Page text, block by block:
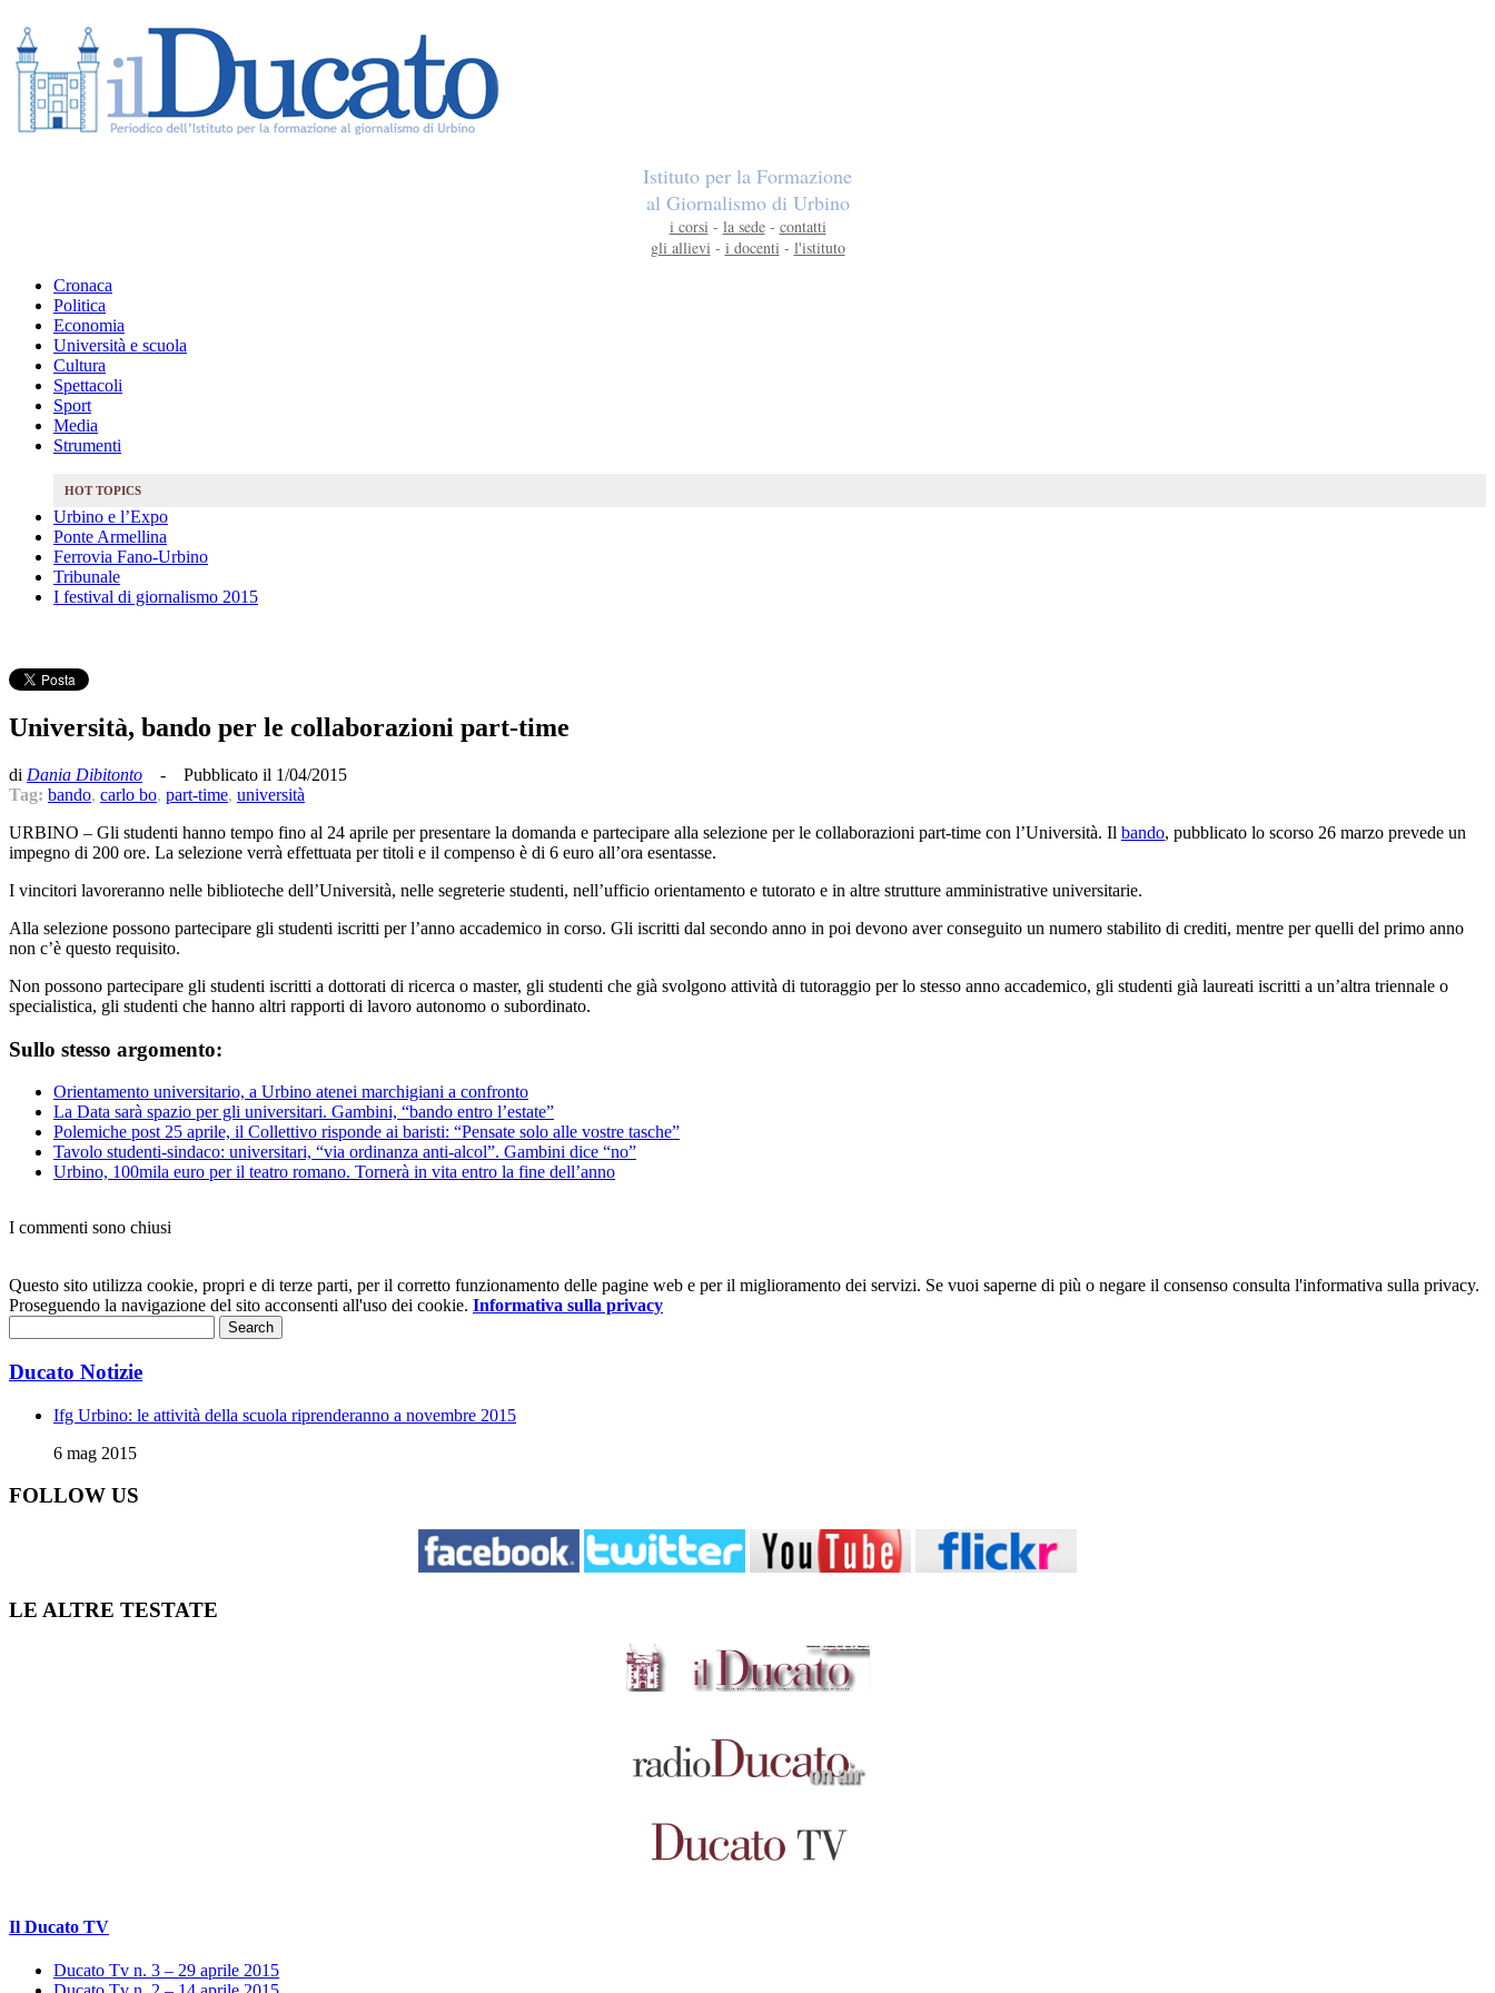
Istituto per la Formazione
al Giornalismo di Urbino
i corsi - la sede- contatti
gli allievi - i docenti - l'istituto
Cronaca
Politica
Economia
Università e scuola
Cultura
Spettacoli
Sport
Media
Strumenti
HOT TOPICS
Urbino e l’Expo
Ponte Armellina
Ferrovia Fano-Urbino
Tribunale
I festival di giornalismo 2015
Università, bando per le collaborazioni part-time
di Dania Dibitonto - Pubblicato il 1/04/2015
Tag: bando, carlo bo, part-time, università
URBINO – Gli studenti hanno tempo fino al 24 aprile per presentare la domanda e partecipare alla selezione per le collaborazioni part-time con l’Università. Il bando, pubblicato lo scorso 26 marzo prevede un
impegno di 200 ore. La selezione verrà effettuata per titoli e il compenso è di 6 euro all’ora esentasse.
I vincitori lavoreranno nelle biblioteche dell’Università, nelle segreterie studenti, nell’ufficio orientamento e tutorato e in altre strutture amministrative universitarie.
Alla selezione possono partecipare gli studenti iscritti per l’anno accademico in corso. Gli iscritti dal secondo anno in poi devono aver conseguito un numero stabilito di crediti, mentre per quelli del primo anno
non c’è questo requisito.
Non possono partecipare gli studenti iscritti a dottorati di ricerca o master, gli studenti che già svolgono attività di tutoraggio per lo stesso anno accademico, gli studenti già laureati iscritti a un’altra triennale o
specialistica, gli studenti che hanno altri rapporti di lavoro autonomo o subordinato.
Sullo stesso argomento:
Orientamento universitario, a Urbino atenei marchigiani a confronto
La Data sarà spazio per gli universitari. Gambini, “bando entro l’estate”
Polemiche post 25 aprile, il Collettivo risponde ai baristi: “Pensate solo alle vostre tasche”
Tavolo studenti-sindaco: universitari, “via ordinanza anti-alcol”. Gambini dice “no”
Urbino, 100mila euro per il teatro romano. Tornerà in vita entro la fine dell’anno
I commenti sono chiusi
Questo sito utilizza cookie, propri e di terze parti, per il corretto funzionamento delle pagine web e per il miglioramento dei servizi. Se vuoi saperne di più o negare il consenso consulta l'informativa sulla privacy.
Proseguendo la navigazione del sito acconsenti all'uso dei cookie. Informativa sulla privacy
Ducato Notizie
Ifg Urbino: le attività della scuola riprenderanno a novembre 2015
6 mag 2015
FOLLOW US
LE ALTRE TESTATE
Il Ducato TV
Ducato Tv n. 3 – 29 aprile 2015